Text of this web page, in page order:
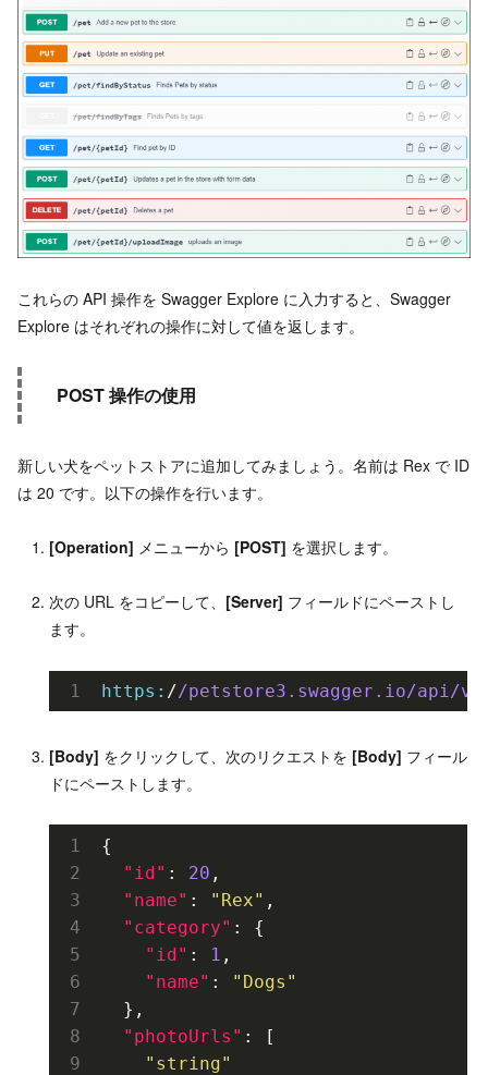
これらの API 操作を Swagger Explore に入力すると、Swagger
Explore はそれぞれの操作に対して値を返します。
POST 操作の使用
新しい犬をペットストアに追加してみましょう。名前は Rex で ID
は 20 です。以下の操作を行います。
[Operation] メニューから [POST] を選択します。
次の URL をコピーして、 [Server] フィールドにペーストし
ます。
https: //petstore3.swagger.io/api/
[Body] をクリックして、次のリクエストを [Body] フィール
ドにペーストします。
{
"id" : 20 ,
"name" : "Rex" ,
"category" : {
"id" : 1 ,
"name" :
"Dogs"
  },
"photoUrls" : [
"string"